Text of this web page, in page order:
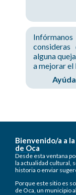
alguna
a mejorar
Bienvenido/a a
de Oca
Desde esta ventana
la actualidad cultural,
historia o enviar
Porque este sitio es
de Oca, un municipio